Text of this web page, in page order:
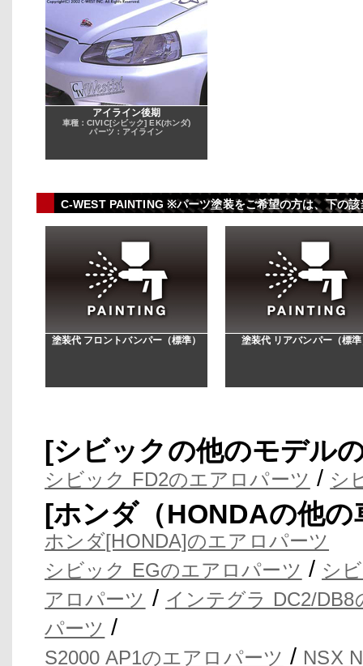
アイライン後期
車種：CIVIC[シビック] EK(ホンダ)
パーツ：アイライン
C-WEST PAINTING ※パーツ塗装をご希望の方は、下の
塗装代 フロントバンパー（標準） 塗装代 リアバンパー（標
[シビックの他のモデル
シビック FD2のエアロパーツ / シ
[ホンダ（HONDAの他
ホンダ[HONDA]のエアロパーツ
シビック EGのエアロパーツ / シ
アロパーツ / インテグラ DC2/
パーツ /
S2000 AP1のエアロパーツ / NSX